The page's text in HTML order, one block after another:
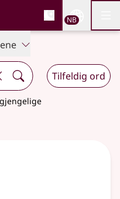
og
NB
Tilfeldig ord